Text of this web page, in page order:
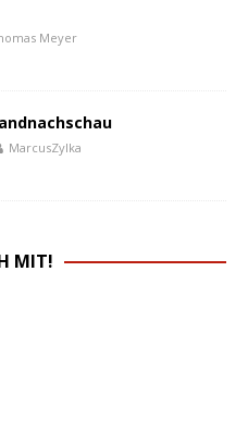
Meyer
MarcusZylka
MIT!